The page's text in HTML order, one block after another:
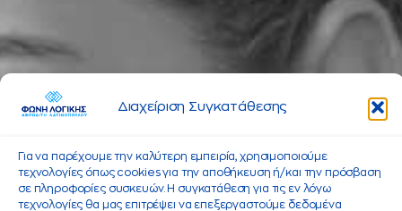
Διαχείριση Συγκατάθεσης
Για να παρέχουμε την καλύτερη εμπειρία, χρησιμοποιούμε
τεχνολογίες όπως cookies για την αποθήκευση ή/και την πρόσβαση
σε πληροφορίες συσκευών. Η συγκατάθεση για τις εν λόγω
τεχνολογίες θα μας επιτρέψει να επεξεργαστούμε δεδομένα